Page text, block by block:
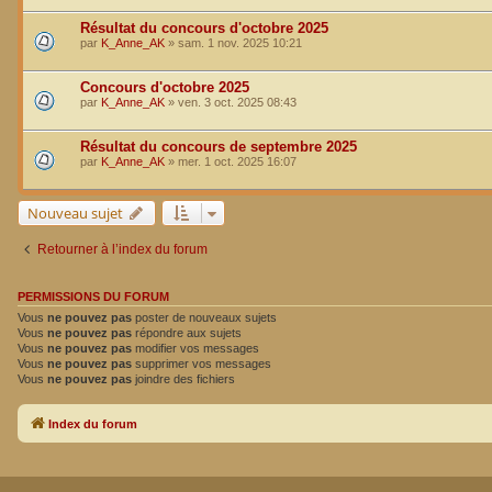
Résultat du concours d'octobre 2025
par K_Anne_AK » sam. 1 nov. 2025 10:21
Concours d'octobre 2025
par K_Anne_AK » ven. 3 oct. 2025 08:43
Résultat du concours de septembre 2025
par K_Anne_AK » mer. 1 oct. 2025 16:07
Nouveau sujet
Retourner à l’index du forum
PERMISSIONS DU FORUM
Vous ne pouvez pas poster de nouveaux sujets
Vous ne pouvez pas répondre aux sujets
Vous ne pouvez pas modifier vos messages
Vous ne pouvez pas supprimer vos messages
Vous ne pouvez pas joindre des fichiers
Index du forum